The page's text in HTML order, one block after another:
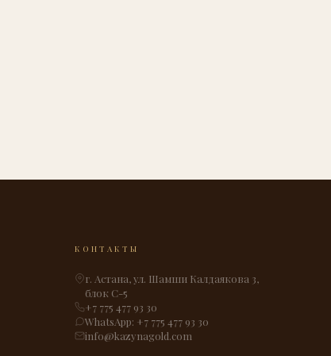
КОНТАКТЫ
г. Астана, ул. Шамши Калдаякова 3,
блок С-5
+7 775 477 93 30
WhatsApp: +7 775 477 93 30
info@kazynagold.com